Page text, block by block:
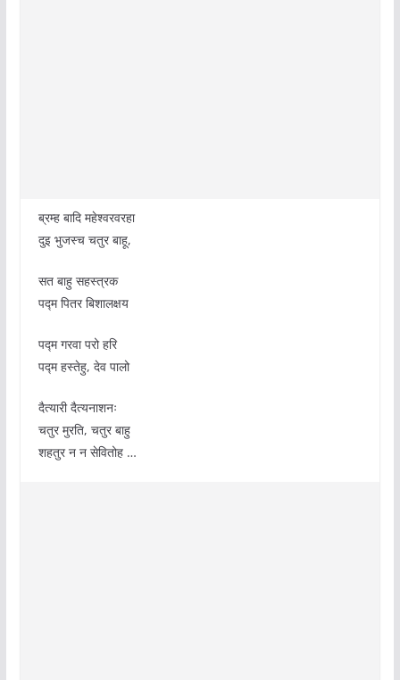
ब्रम्ह बादि महेश्वरवरहा
दुइ भुजस्च चतुर बाहू,
सत बाहु सहस्त्रक
पद्म पितर बिशालक्षय
पद्म गरवा परो हरि
पद्म हस्तेहु, देव पालो
दैत्यारी दैत्यनाशनः
चतुर मुरति, चतुर बाहु
शहतुर न न सेवितोह …